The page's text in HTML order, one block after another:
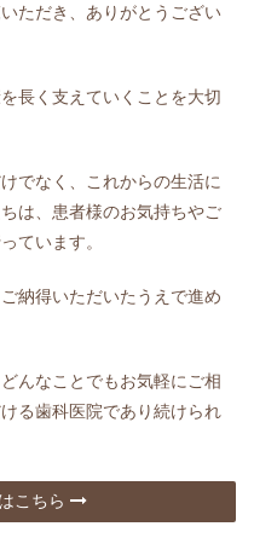
ただき、ありがとうござい
長く支えていくことを大切
でなく、これからの生活に
は、患者様のお気持ちやご
ています。
納得いただいたうえで進め
んなことでもお気軽にご相
る歯科医院であり続けられ
こちら